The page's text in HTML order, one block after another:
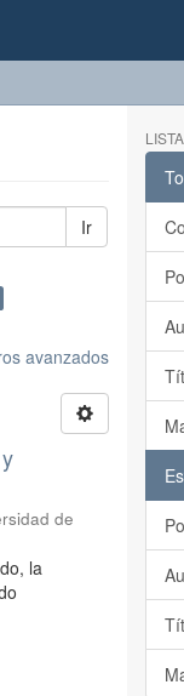
Ir
avanzados
de
la